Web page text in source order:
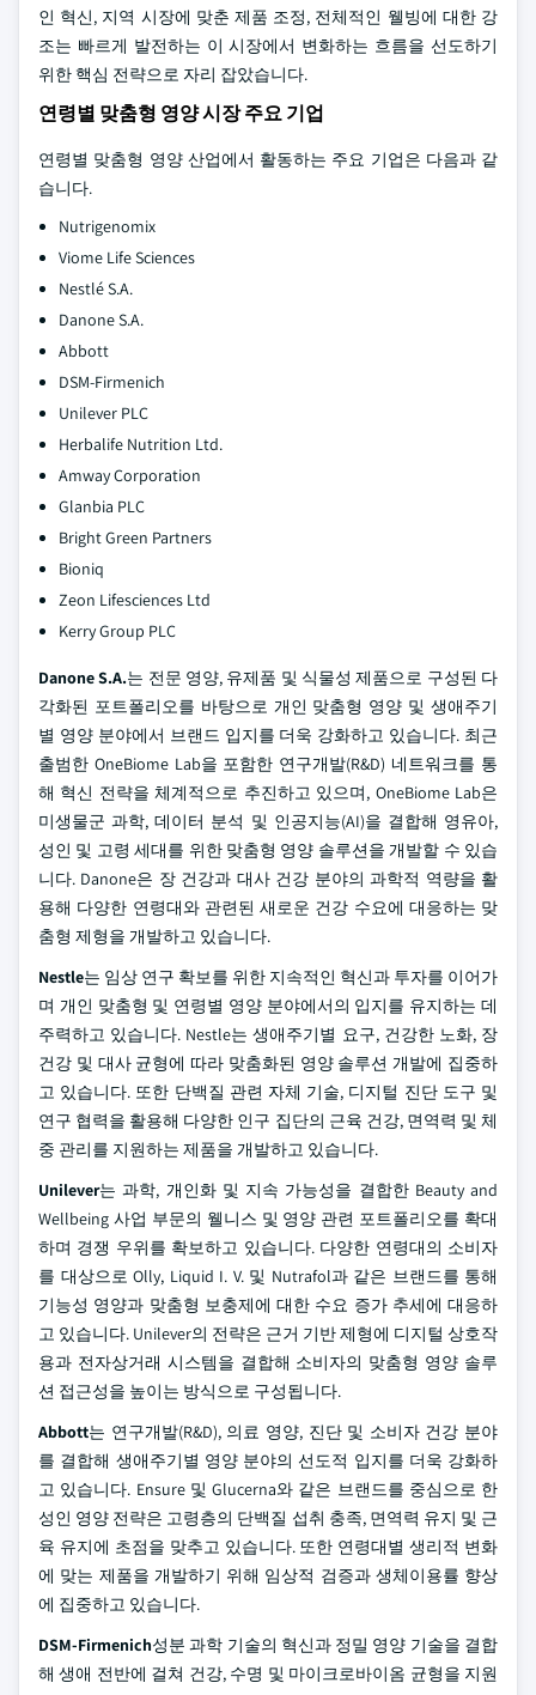
인 혁신, 지역 시장에 맞춘 제품 조정, 전체적인 웰빙에 대한 강
조는 빠르게 발전하는 이 시장에서 변화하는 흐름을 선도하기
위한 핵심 전략으로 자리 잡았습니다.
연령별 맞춤형 영양 시장 주요 기업
연령별 맞춤형 영양 산업에서 활동하는 주요 기업은 다음과 같
습니다.
Nutrigenomix
Viome Life Sciences
Nestlé S.A.
Danone S.A.
Abbott
DSM-Firmenich
Unilever PLC
Herbalife Nutrition Ltd.
Amway Corporation
Glanbia PLC
Bright Green Partners
Bioniq
Zeon Lifesciences Ltd
Kerry Group PLC
Danone S.A.는 전문 영양, 유제품 및 식물성 제품으로 구성된 다
각화된 포트폴리오를 바탕으로 개인 맞춤형 영양 및 생애주기
별 영양 분야에서 브랜드 입지를 더욱 강화하고 있습니다. 최근
출범한 OneBiome Lab을 포함한 연구개발(R&D) 네트워크를 통
해 혁신 전략을 체계적으로 추진하고 있으며, OneBiome Lab은
미생물군 과학, 데이터 분석 및 인공지능(AI)을 결합해 영유아,
성인 및 고령 세대를 위한 맞춤형 영양 솔루션을 개발할 수 있습
니다. Danone은 장 건강과 대사 건강 분야의 과학적 역량을 활
용해 다양한 연령대와 관련된 새로운 건강 수요에 대응하는 맞
춤형 제형을 개발하고 있습니다.
Nestle는 임상 연구 확보를 위한 지속적인 혁신과 투자를 이어가
며 개인 맞춤형 및 연령별 영양 분야에서의 입지를 유지하는 데
주력하고 있습니다. Nestle는 생애주기별 요구, 건강한 노화, 장
건강 및 대사 균형에 따라 맞춤화된 영양 솔루션 개발에 집중하
고 있습니다. 또한 단백질 관련 자체 기술, 디지털 진단 도구 및
연구 협력을 활용해 다양한 인구 집단의 근육 건강, 면역력 및 체
중 관리를 지원하는 제품을 개발하고 있습니다.
Unilever는 과학, 개인화 및 지속 가능성을 결합한 Beauty and
Wellbeing 사업 부문의 웰니스 및 영양 관련 포트폴리오를 확대
하며 경쟁 우위를 확보하고 있습니다. 다양한 연령대의 소비자
를 대상으로 Olly, Liquid I. V. 및 Nutrafol과 같은 브랜드를 통해
기능성 영양과 맞춤형 보충제에 대한 수요 증가 추세에 대응하
고 있습니다. Unilever의 전략은 근거 기반 제형에 디지털 상호작
용과 전자상거래 시스템을 결합해 소비자의 맞춤형 영양 솔루
션 접근성을 높이는 방식으로 구성됩니다.
Abbott는 연구개발(R&D), 의료 영양, 진단 및 소비자 건강 분야
를 결합해 생애주기별 영양 분야의 선도적 입지를 더욱 강화하
고 있습니다. Ensure 및 Glucerna와 같은 브랜드를 중심으로 한
성인 영양 전략은 고령층의 단백질 섭취 충족, 면역력 유지 및 근
육 유지에 초점을 맞추고 있습니다. 또한 연령대별 생리적 변화
에 맞는 제품을 개발하기 위해 임상적 검증과 생체이용률 향상
에 집중하고 있습니다.
DSM-Firmenich성분 과학 기술의 혁신과 정밀 영양 기술을 결합
해 생애 전반에 걸쳐 건강, 수명 및 마이크로바이옴 균형을 지원